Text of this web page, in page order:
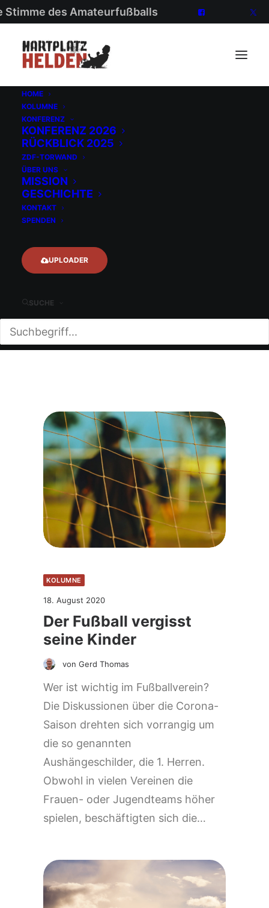
Stimme des Amateurfußballs
HOME
KOLUMNE
KONFERENZ
KONFERENZ 2026
RÜCKBLICK 2025
ZDF-TORWAND
ÜBER UNS
MISSION
GESCHICHTE
KONTAKT
SPENDEN
UPLOADER
SUCHE
KOLUMNE
18. August 2020
Der Fußball vergisst
seine Kinder
von Gerd Thomas
Wer ist wichtig im Fußballverein?
Die Diskussionen über die Corona-
Saison drehten sich vorrangig um
die so genannten
Aushängeschilder, die 1. Herren.
Obwohl in vielen Vereinen die
Frauen- oder Jugendteams höher
spielen, beschäftigten sich die…